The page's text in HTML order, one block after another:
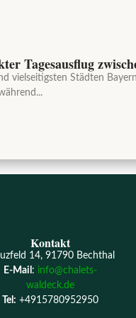
Tagesausflug
vielseitigsten Städten
Kontakt
14, 91790 Bechthal
E-Mail : info@chalets-
waldeck.de
Tel: +4915780952950